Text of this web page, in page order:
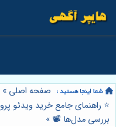
صفحه اصلی »
بررسی مدل‌ها 📽️ »